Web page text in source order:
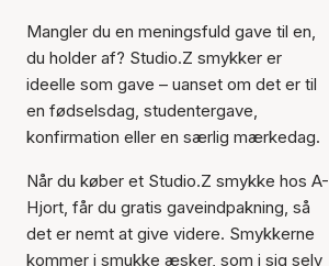
Mangler du en meningsfuld gave til en,
du holder af? Studio.Z smykker er
ideelle som gave – uanset om det er til
en fødselsdag, studentergave,
konfirmation eller en særlig mærkedag.
Når du køber et Studio.Z smykke hos A-
Hjort, får du gratis gaveindpakning, så
det er nemt at give videre. Smykkerne
kommer i smukke æsker, som i sig selv